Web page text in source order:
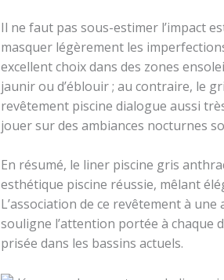
Il ne faut pas sous-estimer l’impact
masquer légèrement les
excellent choix dans des zones
jaunir ou d’éblouir ; au contraire, le
revêtement piscine dialogue aussi
jouer sur des ambiances nocturnes
En résumé, le liner piscine gris
esthétique piscine réussie, mêlant
L’association de ce revêtement à
souligne l’attention portée à chaque
prisée dans les bassins actuels.